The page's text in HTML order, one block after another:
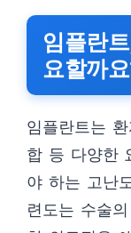
임플란
요할까
임플란트는
합 등 다양한
야 하는 고난
련도는 수술